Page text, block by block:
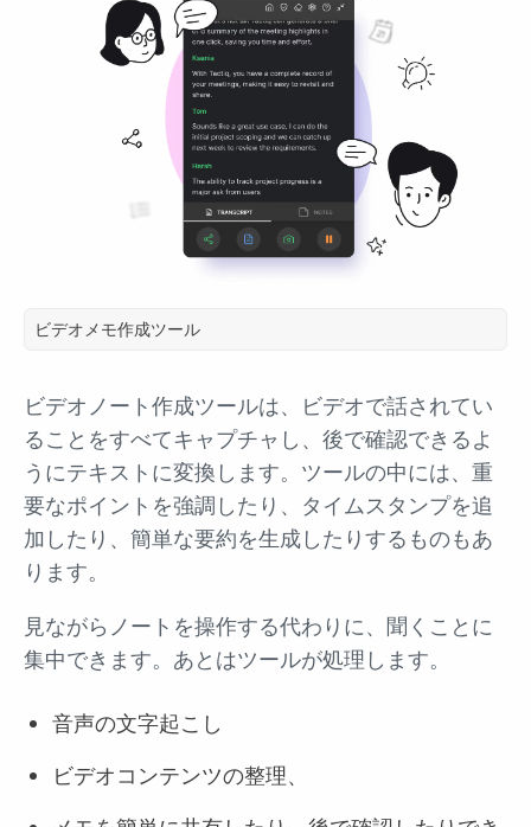
ビデオメモ作成ツール
ビデオノート作成ツールは、ビデオで話されてい
ることをすべてキャプチャし、後で確認できるよ
うにテキストに変換します。ツールの中には、重
要なポイントを強調したり、タイムスタンプを追
加したり、簡単な要約を生成したりするものもあ
ります。
見ながらノートを操作する代わりに、聞くことに
集中できます。あとはツールが処理します。
音声の文字起こし
ビデオコンテンツの整理、